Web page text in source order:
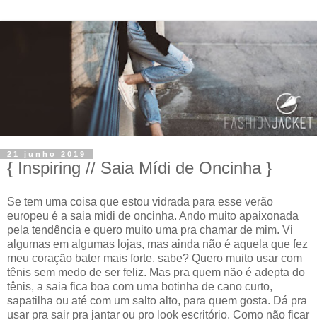
21 junho 2019
{ Inspiring // Saia Mídi de Oncinha }
Se tem uma coisa que estou vidrada para esse verão
europeu é a saia midi de oncinha. Ando muito apaixonada
pela tendência e quero muito uma pra chamar de mim. Vi
algumas em algumas lojas, mas ainda não é aquela que fez
meu coração bater mais forte, sabe? Quero muito usar com
tênis sem medo de ser feliz. Mas pra quem não é adepta do
tênis, a saia fica boa com uma botinha de cano curto,
sapatilha ou até com um salto alto, para quem gosta. Dá pra
usar pra sair pra jantar ou pro look escritório. Como não ficar